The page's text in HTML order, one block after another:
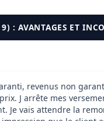
: AVANTAGES ET
revenus non
J arrête mes
Je vais attendre la